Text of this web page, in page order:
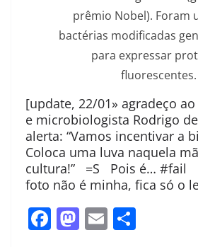
prêmio Nobel). Foram
bactérias modificadas
para expressar
fluorescentes.
[update, 22/01» agradeço
e microbiologista Rodrigo
alerta: “Vamos incentivar a
Coloca uma luva naquela
cultura!” =S Pois é… #fail
foto não é minha, fica só o
F M E